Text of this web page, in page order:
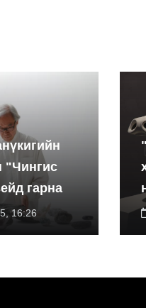
"Чингис
гарна
16:26